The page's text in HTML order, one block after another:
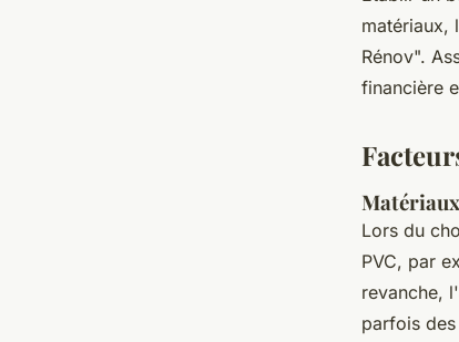
matériaux,
Rénov".
financière
Lors du
PVC, par
revanche,
parfois